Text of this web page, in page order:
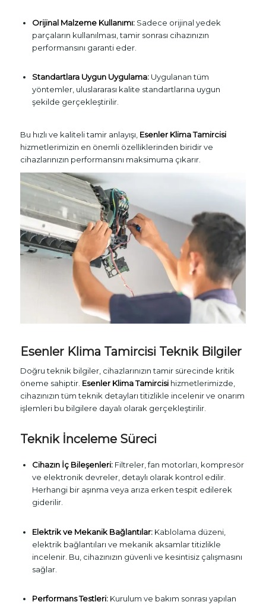
Orijinal Malzeme Kullanımı:Sadece orijinal yedek
parçaların kullanılması, tamir sonrası cihazınızın
performansını garanti eder.
Standartlara Uygun Uygulama:Uygulanan tüm
yöntemler, uluslararası kalite standartlarına uygun
şekilde gerçekleştirilir.
Bu hızlı ve kaliteli tamir anlayışı, Esenler Klima Tamircisi
hizmetlerimizin en önemli özelliklerinden biridir ve
cihazlarınızın performansını maksimuma çıkarır.
Esenler Klima Tamircisi Teknik Bilgiler
Doğru teknik bilgiler, cihazlarınızın tamir sürecinde kritik
öneme sahiptir. Esenler Klima Tamircisihizmetlerimizde,
cihazınızın tüm teknik detayları titizlikle incelenir ve onarım
işlemleri bu bilgilere dayalı olarak gerçekleştirilir.
Teknik İnceleme Süreci
Cihazın İç Bileşenleri:Filtreler, fan motorları, kompresör
ve elektronik devreler, detaylı olarak kontrol edilir.
Herhangi bir aşınma veya arıza erken tespit edilerek
giderilir.
Elektrik ve Mekanik Bağlantılar:Kablolama düzeni,
elektrik bağlantıları ve mekanik aksamlar titizlikle
incelenir. Bu, cihazınızın güvenli ve kesintisiz çalışmasını
sağlar.
Performans Testleri:Kurulum ve bakım sonrası yapılan